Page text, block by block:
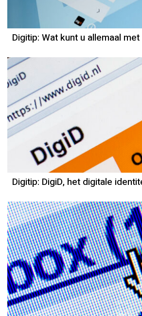
Digitip: Wat kunt u allemaal
Digitip: DigiD, het digitale